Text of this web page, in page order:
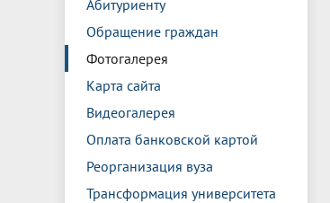
Абитуриенту
Обращение граждан
Фотогалерея
Карта сайта
Видеогалерея
Оплата банковской картой
Реорганизация вуза
Трансформация университета